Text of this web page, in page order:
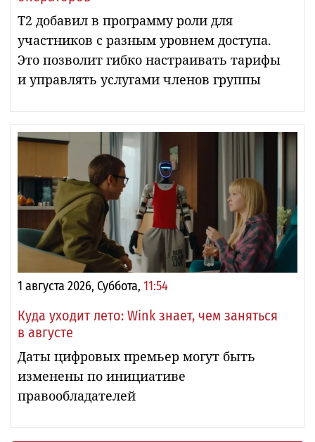
Т2 добавил в программу роли для
участников с разным уровнем доступа.
Это позволит гибко настраивать тарифы
и управлять услугами членов группы
1 августа 2026, Суббота, 11:54
Куда уходит лето: Wink знает, чем заняться
в августе
Даты цифровых премьер могут быть
изменены по инициативе
правообладателей